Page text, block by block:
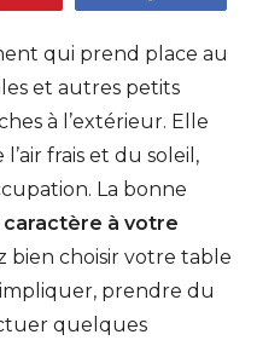
qui prend place au
et autres petits
à l’extérieur. Elle
frais et du soleil,
La bonne
caractère à votre
bien choisir votre table
prendre du
quelques